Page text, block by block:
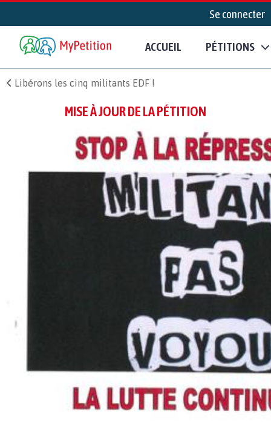
Se connecter
ACCUEIL PÉTITIONS
Libérons les cinq militants EDF !
MISE À JOUR DE LA PÉTITION